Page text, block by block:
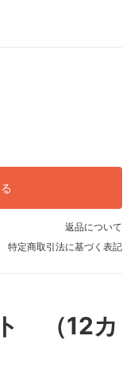
返品について
特定商取引法に基づく表記
（12カ